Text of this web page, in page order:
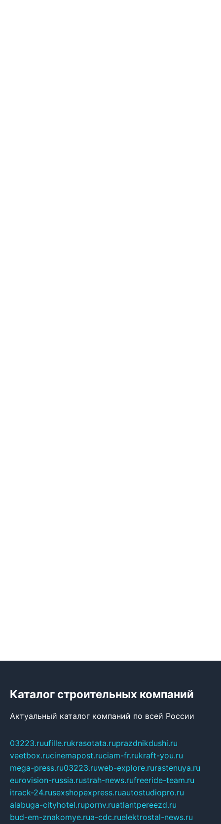
Каталог строительных компаний
Актуальный каталог компаний по всей России
03223.ruufille.rukrasotata.ruprazdnikdushi.ru
veetbox.rucinemapost.ruciam-fr.rukraft-you.ru
mega-press.ru03223.ruweb-explore.rurastenuya.ru
eurovision-russia.rustrah-news.rufreeride-team.ru
itrack-24.rusexshopexpress.ruautostudiopro.ru
alabuga-cityhotel.rupornv.ruatlantpereezd.ru
bud-em-znakomye.rua-cdc.ruelektrostal-news.ru